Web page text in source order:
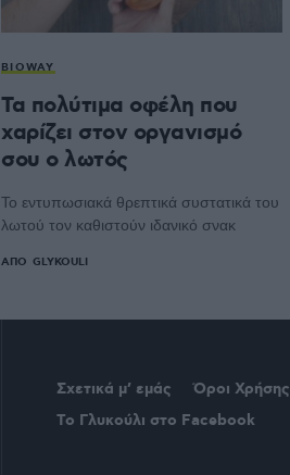
BIOWAY
Τα πολύτιμα οφέλη που
χαρίζει στον οργανισμό
σου ο λωτός
Το εντυπωσιακά θρεπτικά συστατικά του
λωτού τον καθιστούν ιδανικό σνακ
ΑΠΌ GLYKOULI
Σχετικά μ’ εμάς Όροι Χρήσης
Το Γλυκούλι στο Facebook